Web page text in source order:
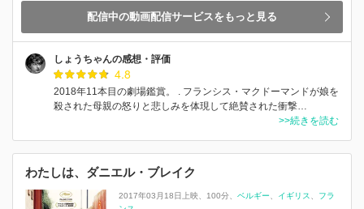
配信中の動画配信サービスをもっと見る
しょうちゃんの感想・評価
4.8
2018年11本目の劇場鑑賞。 . フランシス・マクドーマンドが娘を
殺された母親の怒りと悲しみを体現して絶賛された衝撃…
>>続きを読む
わたしは、ダニエル・ブレイク
2017年03月18日上映 100分 ベルギー イギリス
フラ